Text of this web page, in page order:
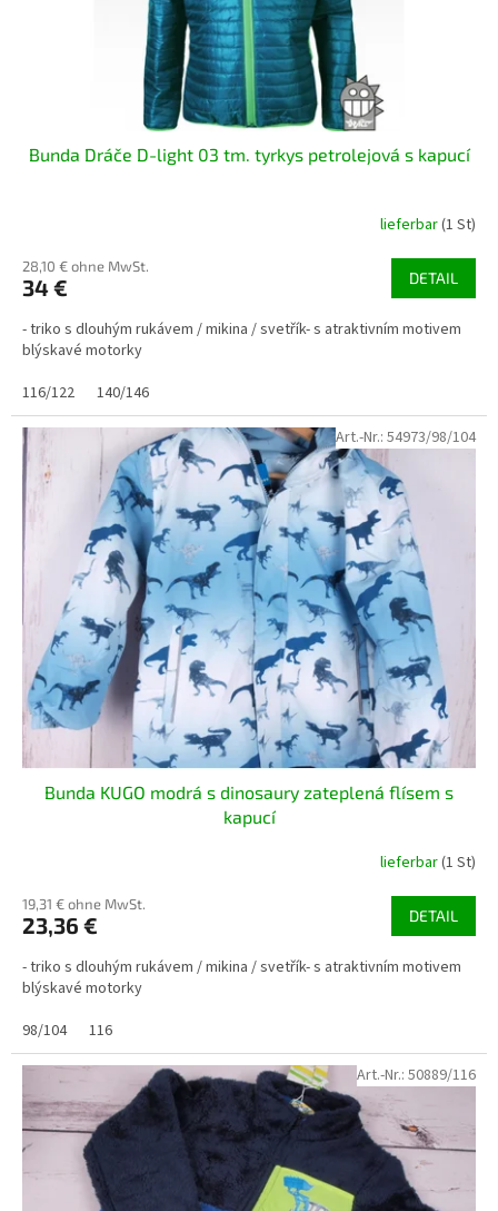
Bunda Dráče D-light 03 tm. tyrkys petrolejová s kapucí
lieferbar(1 St)
28,10 € ohne MwSt.
34 € DETAIL
- triko s dlouhým rukávem / mikina / svetřík- s atraktivním motivem
blýskavé motorky
116/122
140/146
Bunda KUGO modrá s dinosaury zateplená flísem s
kapucí
lieferbar(1 St)
19,31 € ohne MwSt.
23,36 € DETAIL
- triko s dlouhým rukávem / mikina / svetřík- s atraktivním motivem
blýskavé motorky
98/104
116
Art.-Nr.: 54973/98/104
Art.-Nr.: 50889/116